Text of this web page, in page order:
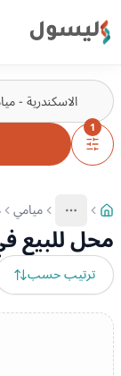
ليسول
1
More
عرض المزيد
ميامي
محل للبيع
ترتيب حسب